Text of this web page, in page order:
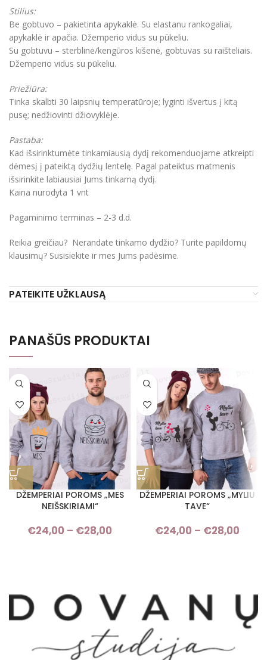
Stilius:
Be gobtuvo – pakietinta apykaklė. Su elastanu rankogaliai,
apykaklė ir apačia. Džemperio vidus su pūkeliu.
Su gobtuvu – sterblinė/kengūros kišenė, gobtuvas su raišteliais.
Džemperio vidus su pūkeliu.
Priežiūra:
Tinka skalbti 30 laipsnių temperatūroje; lyginti išvertus į kitą
pusę; nedžiovinti džiovyklėje.
Pastaba:
Kad išsirinktumėte tinkamiausią dydį rekomenduojame atkreipti
dėmesį į pateiktą dydžių lentelę. Pagal pateiktus matmenis
išsirinkite labiausiai Jums tinkamą dydį.
Kaina nurodyta 1 vnt
Pagaminimo terminas – 2-3 d.d.
Reikia greičiau? Nerandate tinkamo dydžio? Turite papildomų
klausimų? Susisiekite ir mes Jums padėsime.
PATEIKITE UŽKLAUSĄ
PANAŠŪS PRODUKTAI
DŽEMPERIAI POROMS „MES
NEIŠSKIRIAMI“
€24,00 – €28,00
Price range: €24,00 through
DŽEMPERIAI POROMS „MYLIU
TAVE“
€24,00 – €28,00